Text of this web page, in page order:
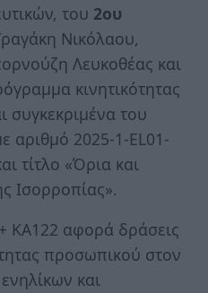
του 2ου
Νικόλαου,
Λευκοθέας και
κινητικότητας
συγκεκριμένα του
αριθμό 2025-1-EL01-
τίτλο «Όρια και
Ισορροπίας».
KA122 αφορά δράσεις
προσωπικού στον
και